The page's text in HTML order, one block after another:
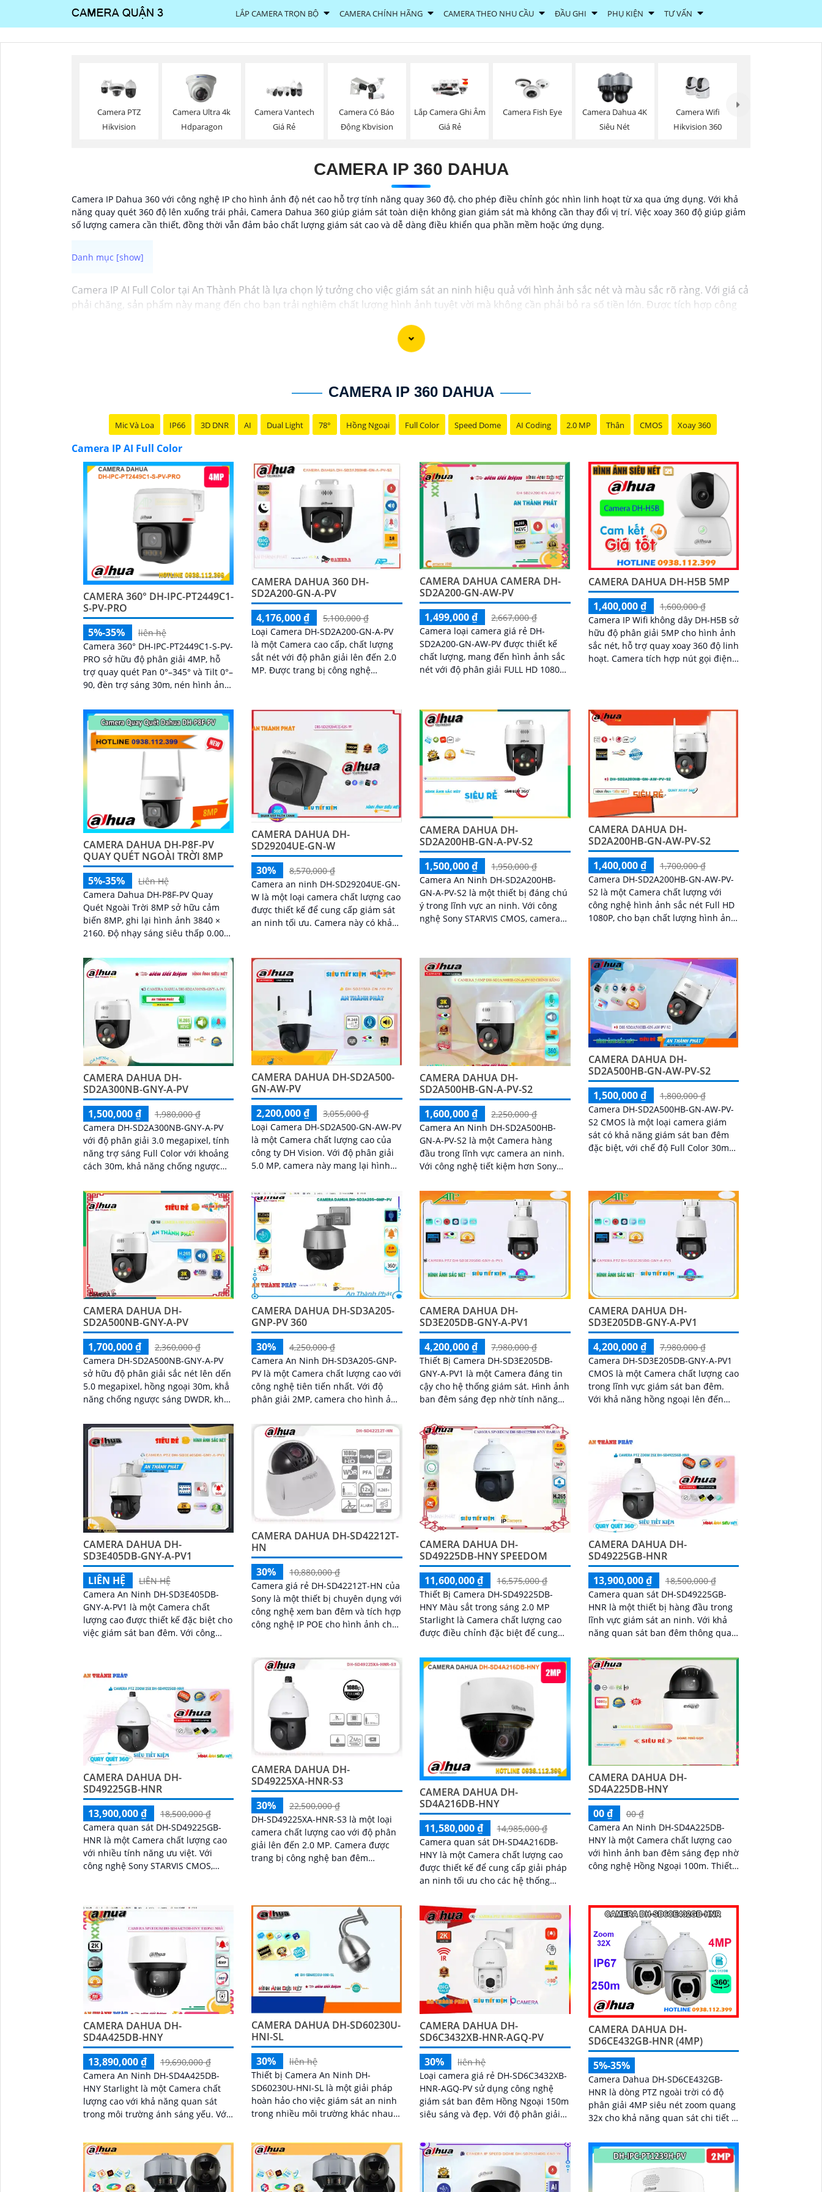
LẮP CAMERA TRỌN BỘ CAMERA CHÍNH HÃNG CAMERA THEO NHU CẦU ĐẦU GHI PHỤ KIỆN TƯ VẤN
Camera PTZ
Hikvision
Camera Ultra 4k
Hdparagon
Camera Vantech
Giá Rẻ
Camera Có Báo
Động Kbvision
Lắp Camera Ghi Âm
Giá Rẻ
Camera Fish Eye
Camera Dahua 4K
Siêu Nét
Camera Wifi
Hikvision 360
CAMERA IP 360 DAHUA
Camera IP Dahua 360 với công nghệ IP cho hình ảnh độ nét cao hỗ trợ tính năng quay 360 độ, cho phép điều chỉnh góc nhìn linh hoạt từ xa qua ứng dụng. Với khả
năng quay quét 360 độ lên xuống trái phải, Camera Dahua 360 giúp giám sát toàn diện không gian giám sát mà không cần thay đổi vị trí. Việc xoay 360 độ giúp giảm
số lượng camera cần thiết, đồng thời vẫn đảm bảo chất lượng giám sát cao và dễ dàng điều khiển qua phần mềm hoặc ứng dụng.
Camera IP AI Full Color tại An Thành Phát là lựa chọn lý tưởng cho việc giám sát an ninh hiệu quả với hình ảnh sắc nét và màu sắc rõ ràng. Với giá cả
phải chăng, sản phẩm này mang đến cho bạn trải nghiệm chất lượng hình ảnh tuyệt vời mà không cần phải bỏ ra số tiền lớn. Được tích hợp công
lượng và có độ nhạy cao. Hãy trải nghiệm ngay để tận hưởng sự tiện lợi và an toàn.
CAMERA IP 360 DAHUA
Mic Và Loa IP66 3D DNR AI Dual Light 78° Hồng Ngoại Full Color Speed Dome AI Coding 2.0 MP Thân CMOS Xoay 360
Camera IP AI Full Color
CAMERA 360° DH-IPC-PT2449C1-
S-PV-PRO
5%-35%
liên hệ
Camera 360° DH-IPC-PT2449C1-S-PV-
PRO sở hữu độ phân giải 4MP, hỗ
trợ quay quét Pan 0°–345° và Tilt 0°–
90, đèn trợ sáng 30m, nén hình ảnh
xử lý WDR 120dB, BLC, HLC, 3D-NR
CAMERA DAHUA 360 DH-
SD2A200-GN-A-PV
4,176,000 ₫
5,100,000 ₫
Loại Camera DH-SD2A200-GN-A-PV
là một Camera cao cấp, chất lượng
sắt nét với độ phân giải lên đến 2.0
MP. Được trang bị công nghệ
CAMERA DAHUA CAMERA DH-
SD2A200-GN-AW-PV
1,499,000 ₫
2,667,000 ₫
Camera loại camera giá rẻ DH-
SD2A200-GN-AW-PV được thiết kế
chất lượng, mang đến hình ảnh sắc
nét với độ phân giải FULL HD 1080P.
CAMERA DAHUA DH-H5B 5MP
1,400,000 ₫
1,600,000 ₫
Camera IP Wifi không dây DH-H5B sở
hữu độ phân giải 5MP cho hình ảnh
sắc nét, hỗ trợ quay xoay 360 độ linh
hoạt. Camera tích hợp nút gọi điện,
CAMERA DAHUA DH-P8F-PV
QUAY QUÉT NGOÀI TRỜI 8MP
5%-35%
Liên Hệ
Camera Dahua DH-P8F-PV Quay
Quét Ngoài Trời 8MP sở hữu cảm
biến 8MP, ghi lại hình ảnh 3840 ×
2160. Độ nhạy sáng siêu thấp 0.0005
cảm biến lớn...
CAMERA DAHUA DH-
SD29204UE-GN-W
30%
8,570,000 ₫
Camera an ninh DH-SD29204UE-GN-
W là một loại camera chất lượng cao
được thiết kế để cung cấp giám sát
an ninh tối ưu. Camera này có khả
dễ dàng theo dõi các chi tiết
CAMERA DAHUA DH-
SD2A200HB-GN-A-PV-S2
1,500,000 ₫
1,950,000 ₫
Camera An Ninh DH-SD2A200HB-
GN-A-PV-S2 là một thiết bị đáng chú
ý trong lĩnh vực an ninh. Với công
nghệ Sony STARVIS CMOS, camera
ánh sáng yếu
CAMERA DAHUA DH-
SD2A200HB-GN-AW-PV-S2
1,400,000 ₫
1,700,000 ₫
Camera DH-SD2A200HB-GN-AW-PV-
S2 là một Camera chất lượng với
công nghệ hình ảnh sắc nét Full HD
1080P, cho bạn chất lượng hình ảnh
camera này có khả năng hiển thị
hình ảnh màu sắc đầy đủ trong
khoảng cách 30m vào ban đêm
CAMERA DAHUA DH-
SD2A300NB-GNY-A-PV
1,500,000 ₫
1,980,000 ₫
Camera DH-SD2A300NB-GNY-A-PV
với độ phân giải 3.0 megapixel, tính
năng trợ sáng Full Color với khoảng
cách 30m, khả năng chống ngược
được người...
CAMERA DAHUA DH-SD2A500-
GN-AW-PV
2,200,000 ₫
3,055,000 ₫
Loại Camera DH-SD2A500-GN-AW-PV
là một Camera chất lượng cao của
công ty DH Vision. Với độ phân giải
5.0 MP, camera này mang lại hình
CAMERA DAHUA DH-
SD2A500HB-GN-A-PV-S2
1,600,000 ₫
2,250,000 ₫
Camera An Ninh DH-SD2A500HB-
GN-A-PV-S2 là một Camera hàng
đầu trong lĩnh vực camera an ninh.
Với công nghệ tiết kiệm hơn Sony
phép xem ban đêm trong màu sắc
tự nhiên với khoảng cách lên đến
30m
CAMERA DAHUA DH-
SD2A500HB-GN-AW-PV-S2
1,500,000 ₫
1,800,000 ₫
Camera DH-SD2A500HB-GN-AW-PV-
S2 CMOS là một loại camera giám
sát có khả năng giám sát ban đêm
đặc biệt, với chế độ Full Color 30m
CAMERA DAHUA DH-
SD2A500NB-GNY-A-PV
1,700,000 ₫
2,360,000 ₫
Camera DH-SD2A500NB-GNY-A-PV
sở hữu độ phân giải sắc nét lên dến
5.0 megapixel, hồng ngoại 30m, khẳ
năng chống ngược sáng DWDR, khả
mang lại cho camera hình ảnh chất
lượng
CAMERA DAHUA DH-SD3A205-
GNP-PV 360
30%
4,250,000 ₫
Camera An Ninh DH-SD3A205-GNP-
PV là một Camera chất lượng cao với
công nghệ tiên tiến nhất. Với độ
phân giải 2MP, camera cho hình ảnh
CAMERA DAHUA DH-
SD3E205DB-GNY-A-PV1
4,200,000 ₫
7,980,000 ₫
Thiết Bị Camera DH-SD3E205DB-
GNY-A-PV1 là một Camera đáng tin
cậy cho hệ thống giám sát. Hình ảnh
ban đêm sáng đẹp nhờ tính năng
trong điều kiện thiếu sáng
CAMERA DAHUA DH-
SD3E205DB-GNY-A-PV1
4,200,000 ₫
7,980,000 ₫
Camera DH-SD3E205DB-GNY-A-PV1
CMOS là một Camera chất lượng cao
trong lĩnh vực giám sát ban đêm.
Với khả năng hồng ngoại lên đến
nét
CAMERA DAHUA DH-
SD3E405DB-GNY-A-PV1
LIÊN HỆ
LIÊN HỆ
Camera An Ninh DH-SD3E405DB-
GNY-A-PV1 là một Camera chất
lượng cao được thiết kế đặc biệt cho
việc giám sát ban đêm. Với công
50m trong điều kiện ánh sáng yếu
CAMERA DAHUA DH-SD42212T-
HN
30%
10,880,000 ₫
Camera giá rẻ DH-SD42212T-HN của
Sony là một thiết bị chuyên dụng với
công nghệ xem ban đêm và tích hợp
công nghệ IP POE cho hình ảnh chất
CAMERA DAHUA DH-
SD49225DB-HNY SPEEDOM
11,600,000 ₫
16,575,000 ₫
Thiết Bị Camera DH-SD49225DB-
HNY Màu sắt trong sáng 2.0 MP
Starlight là Camera chất lượng cao
được điều chỉnh đặc biệt để cung
điều kiện ánh sáng yếu
CAMERA DAHUA DH-
SD49225GB-HNR
13,900,000 ₫
18,500,000 ₫
Camera quan sát DH-SD49225GB-
HNR là một thiết bị hàng đầu trong
lĩnh vực giám sát an ninh. Với khả
năng quan sát ban đêm thông qua
đảm bảo hình ảnh rõ nét trong
khoảng cách 100m
CAMERA DAHUA DH-
SD49225GB-HNR
13,900,000 ₫
18,500,000 ₫
Camera quan sát DH-SD49225GB-
HNR là một Camera chất lượng cao
với nhiều tính năng ưu việt. Với
công nghệ Sony STARVIS CMOS,
đêm với khả năng hồng ngoại lên
đến 100m
CAMERA DAHUA DH-
SD49225XA-HNR-S3
30%
22,500,000 ₫
DH-SD49225XA-HNR-S3 là một loại
camera chất lượng cao với độ phân
giải lên đến 2.0 MP. Camera được
trang bị công nghệ ban đêm
CAMERA DAHUA DH-
SD4A216DB-HNY
11,580,000 ₫
14,985,000 ₫
Camera quan sát DH-SD4A216DB-
HNY là một Camera chất lượng cao
được thiết kế để cung cấp giải pháp
an ninh tối ưu cho các hệ thống
camera cung cấp hình ảnh sắc nét
và chi tiết
CAMERA DAHUA DH-
SD4A225DB-HNY
00 ₫
00 ₫
Camera An Ninh DH-SD4A225DB-
HNY là một Camera chất lượng cao
với hình ảnh ban đêm sáng đẹp nhờ
công nghệ Hồng Ngoại 100m. Thiết
toàn cảnh một cách hiệu quả
CAMERA DAHUA DH-
SD4A425DB-HNY
13,890,000 ₫
19,690,000 ₫
Camera An Ninh DH-SD4A425DB-
HNY Starlight là một Camera chất
lượng cao với khả năng quan sát
trong môi trường ánh sáng yếu. Với
này cho phép giám sát cả ban đêm
một cách rõ ràng
CAMERA DAHUA DH-SD60230U-
HNI-SL
30%
liên hệ
Thiết bị Camera An Ninh DH-
SD60230U-HNI-SL là một giải pháp
hoàn hảo cho việc giám sát an ninh
trong nhiều môi trường khác nhau.
CAMERA DAHUA DH-
SD6C3432XB-HNR-AGQ-PV
30%
liên hệ
Loại camera giá rẻ DH-SD6C3432XB-
HNR-AGQ-PV sử dụng công nghệ
giám sát ban đêm Hồng Ngoại 150m
siêu sáng và đẹp. Với độ phân giải
hình ảnh rõ nét
CAMERA DAHUA DH-
SD6CE432GB-HNR (4MP)
5%-35%
Camera Dahua DH-SD6CE432GB-
HNR là dòng PTZ ngoài trời có độ
phân giải 4MP siêu nét zoom quang
32x cho khả năng quan sát chi tiết ở
hồng ngoại lên đến 250m và tính
năng Auto-tracking thông minh,
camera dễ dàng phát hiện và tự
động theo dõi mục tiêu chuyển